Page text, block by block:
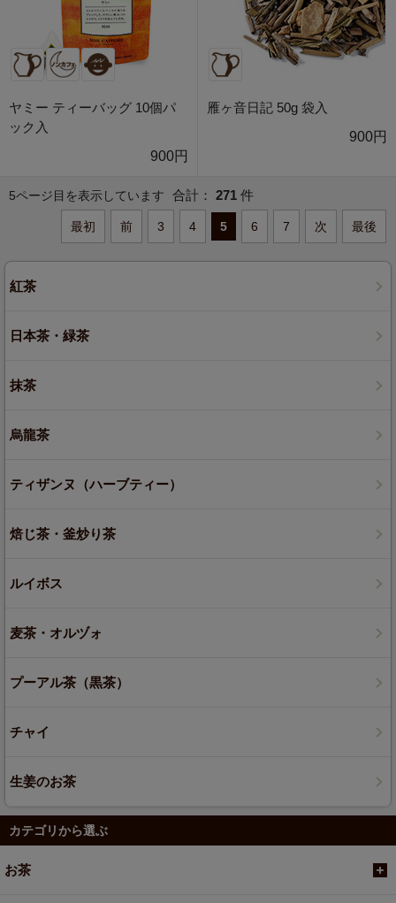
ヤミー ティーバッグ 10個パ
ック入
900円
雁ヶ音日記 50g 袋入
900円
5ページ目を表示しています 合計： 271 件
最初 前 3 4 5 6 7 次 最後
紅茶
日本茶・緑茶
抹茶
烏龍茶
ティザンヌ（ハーブティー）
焙じ茶・釜炒り茶
ルイボス
麦茶・オルヅォ
プーアル茶（黒茶）
チャイ
生姜のお茶
カテゴリから選ぶ
お茶